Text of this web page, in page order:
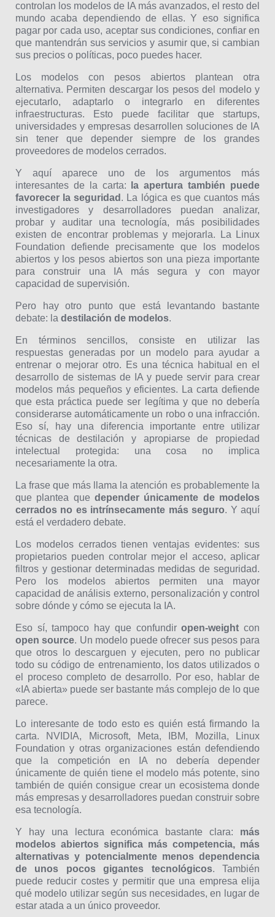
controlan los modelos de IA más avanzados, el resto del
mundo acaba dependiendo de ellas. Y eso significa
pagar por cada uso, aceptar sus condiciones, confiar en
que mantendrán sus servicios y asumir que, si cambian
sus precios o políticas, poco puedes hacer.
Los modelos con pesos abiertos plantean otra
alternativa. Permiten descargar los pesos del modelo y
ejecutarlo, adaptarlo o integrarlo en diferentes
infraestructuras. Esto puede facilitar que startups,
universidades y empresas desarrollen soluciones de IA
sin tener que depender siempre de los grandes
proveedores de modelos cerrados.
Y aquí aparece uno de los argumentos más
interesantes de la carta:
la apertura también puede
favorecer la seguridad . La lógica es que cuantos más
investigadores y desarrolladores puedan analizar,
probar y auditar una tecnología, más posibilidades
existen de encontrar problemas y mejorarla. La Linux
Foundation defiende precisamente que los modelos
abiertos y los pesos abiertos son una pieza importante
para construir una IA más segura y con mayor
capacidad de supervisión.
Pero hay otro punto que está levantando bastante
debate: la destilación de modelos.
En términos sencillos, consiste en utilizar las
respuestas generadas por un modelo para ayudar a
entrenar o mejorar otro. Es una técnica habitual en el
desarrollo de sistemas de IA y puede servir para crear
modelos más pequeños y eficientes. La carta defiende
que esta práctica puede ser legítima y que no debería
considerarse automáticamente un robo o una infracción.
Eso sí, hay una diferencia importante entre utilizar
técnicas de destilación y apropiarse de propiedad
intelectual protegida: una cosa no implica
necesariamente la otra.
La frase que más llama la atención es probablemente la
que plantea que depender únicamente de modelos
cerrados no es intrínsecamente más seguro. Y aquí
está el verdadero debate.
Los modelos cerrados tienen ventajas evidentes: sus
propietarios pueden controlar mejor el acceso, aplicar
filtros y gestionar determinadas medidas de seguridad.
Pero los modelos abiertos permiten una mayor
capacidad de análisis externo, personalización y control
sobre dónde y cómo se ejecuta la IA.
Eso sí, tampoco hay que confundiropen-weight con
open source. Un modelo puede ofrecer sus pesos para
que otros lo descarguen y ejecuten, pero no publicar
todo su código de entrenamiento, los datos utilizados o
el proceso completo de desarrollo. Por eso, hablar de
«IA abierta» puede ser bastante más complejo de lo que
parece.
Lo interesante de todo esto es quién está firmando la
carta. NVIDIA, Microsoft, Meta, IBM, Mozilla, Linux
Foundation y otras organizaciones están defendiendo
que la competición en IA no debería depender
únicamente de quién tiene el modelo más potente, sino
también de quién consigue crear un ecosistema donde
más empresas y desarrolladores puedan construir sobre
esa tecnología.
Y hay una lectura económica bastante clara: más
modelos abiertos significa más competencia, más
alternativas y potencialmente menos dependencia
de unos pocos gigantes tecnológicos. También
puede reducir costes y permitir que una empresa elija
qué modelo utilizar según sus necesidades, en lugar de
estar atada a un único proveedor.